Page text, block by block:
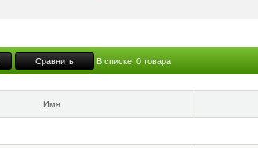
Сравнить В списке: 0 товара
Имя